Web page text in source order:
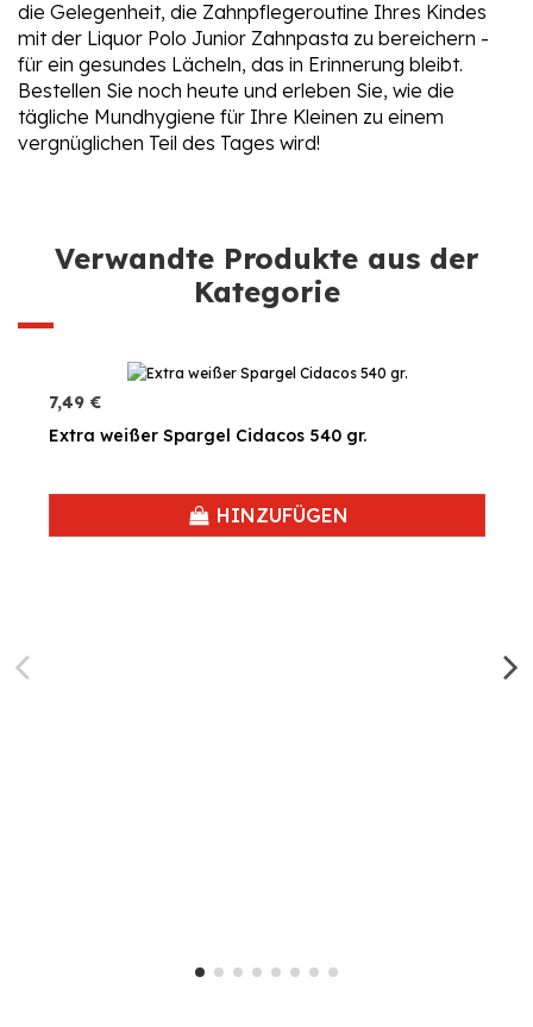
die Gelegenheit, die Zahnpflegeroutine Ihres Kindes
mit der Liquor Polo Junior Zahnpasta zu bereichern -
für ein gesundes Lächeln, das in Erinnerung bleibt.
Bestellen Sie noch heute und erleben Sie, wie die
tägliche Mundhygiene für Ihre Kleinen zu einem
vergnüglichen Teil des Tages wird!
Verwandte Produkte aus der
Kategorie
7,49 €
Extra weißer Spargel Cidacos 540 gr.
HINZUFÜGEN